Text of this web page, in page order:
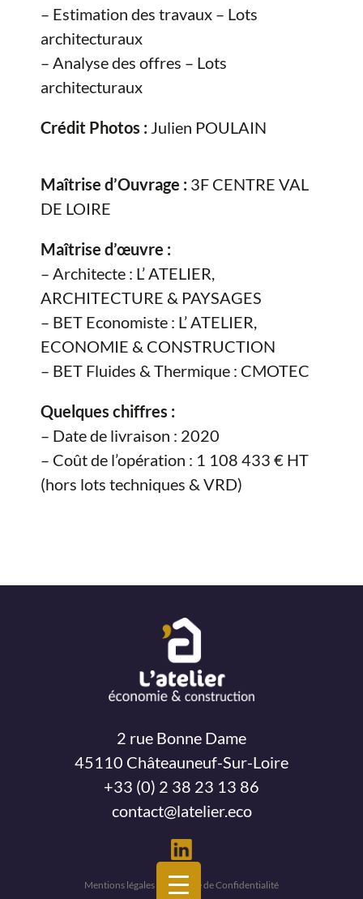
– Estimation des travaux – Lots
architecturaux
– Analyse des offres – Lots
architecturaux
Crédit Photos : Julien POULAIN
Maîtrise d’Ouvrage :3F CENTRE VAL
DE LOIRE
Maîtrise d’œuvre :
– Architecte : L’ ATELIER,
ARCHITECTURE & PAYSAGES
– BET Economiste : L’ ATELIER,
ECONOMIE & CONSTRUCTION
– BET Fluides & Thermique : CMOTEC
Quelques chiffres :
– Date de livraison : 2020
– Coût de l’opération : 1 108 433 € HT
(hors lots techniques & VRD)
2 rue Bonne Dame
45110 Châteauneuf-Sur-Loire
+33 (0) 2 38 23 13 86
contact@latelier.eco
Mentions légales – Politique de Confidentialité